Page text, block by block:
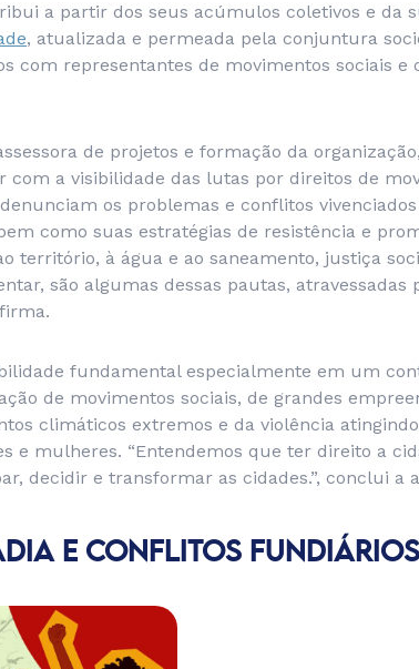
a partir dos seus acúmulos coletivos e da
, atualizada e permeada pela conjuntura
com representantes de movimentos sociais e
de projetos e formação da
a visibilidade das lutas por direitos de
os problemas e conflitos vivenciados
como suas estratégias de resistência e
território, à água e ao saneamento, justiça
são algumas dessas pautas, atravessadas
fundamental especialmente em um
de movimentos sociais, de grandes
climáticos extremos e da violência
e mulheres. “Entendemos que ter direito a
decidir e transformar as cidades.”, conclui a
E CONFLITOS FUNDIÁRIOS